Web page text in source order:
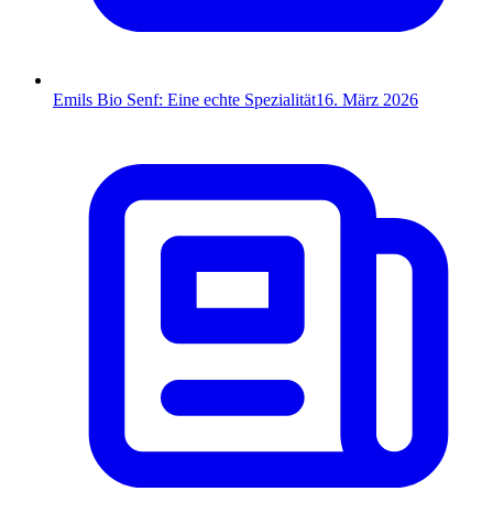
Emils Bio Senf: Eine echte Spezialität16. März 2026